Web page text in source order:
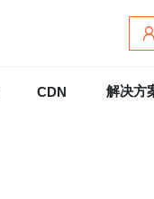
CDN 解决方